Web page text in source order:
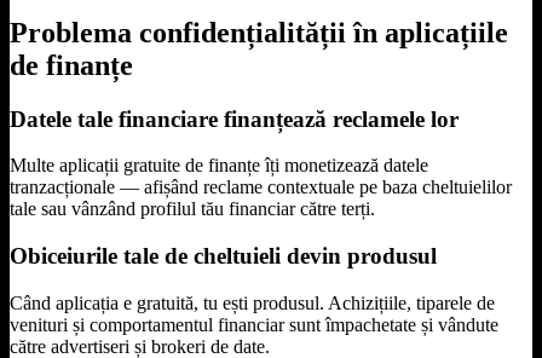
Problema confidențialității în aplicațiile
de finanțe
Datele tale financiare finanțează reclamele lor
Multe aplicații gratuite de finanțe îți monetizează datele
tranzacționale — afișând reclame contextuale pe baza cheltuielilor
tale sau vânzând profilul tău financiar către terți.
Obiceiurile tale de cheltuieli devin produsul
Când aplicația e gratuită, tu ești produsul. Achizițiile, tiparele de
venituri și comportamentul financiar sunt împachetate și vândute
către advertiseri și brokeri de date.